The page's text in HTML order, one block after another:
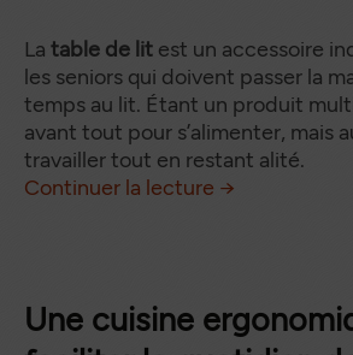
La table de lit est un accessoire
les seniors qui doivent passer la
temps au lit. Étant un produit
avant tout pour s’alimenter, mais
travailler tout en restant alité.
Continuer la lecture de
→
Une cuisine